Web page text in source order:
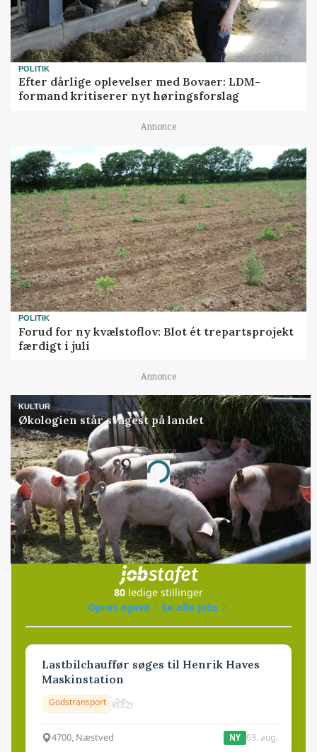
POLITIK
Efter dårlige oplevelser med Bovaer: LDM-
formand kritiserer nyt høringsforslag
Annonce
POLITIK
Forud for ny kvælstoflov: Blot ét trepartsprojekt
færdigt i juli
Annonce
KULTUR
Økologien står svagest på landet
Annonce
Loading...
Jobs
i samarbejde med
80 ledige stillinger
Opret agent
Se alle jobs
Lastbilchauffør søges til Henrik Haves
Maskinstation
Godstransport
4700, Næstved NY 03. aug.